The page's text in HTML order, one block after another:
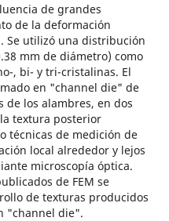
de grandes
de la deformación
Se utilizó una distribución
mm de diámetro) como
, bi- y tri-cristalinas. El
en "channel die" de
de los alambres, en dos
textura posterior
técnicas de medición de
local alrededor y lejos
microscopía óptica.
de FEM se
de texturas producidos
"channel die".